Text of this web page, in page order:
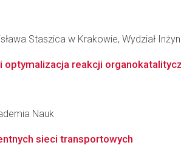
Staszica w Krakowie, Wydział
reakcji
Nauk
sieci transportowych